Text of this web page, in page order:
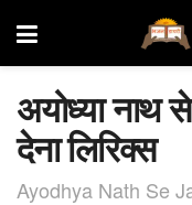
अयोध्या नाथ
देना लिरिक्स
Ayodhya Nath Se